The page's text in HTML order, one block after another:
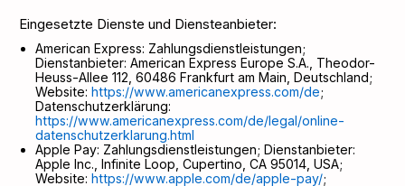
Eingesetzte Dienste und Diensteanbieter:
American Express: Zahlungsdienstleistungen;
Dienstanbieter: American Express Europe S.A., Theodor-
Heuss-Allee 112, 60486 Frankfurt am Main, Deutschland;
Website:https://www.americanexpress.com/de;
Datenschutzerklärung:
https://www.americanexpress.com/de/legal/online-
datenschutzerklarung.html
Apple Pay: Zahlungsdienstleistungen; Dienstanbieter:
Apple Inc., Infinite Loop, Cupertino, CA 95014, USA;
Website:https://www.apple.com/de/apple-pay/;